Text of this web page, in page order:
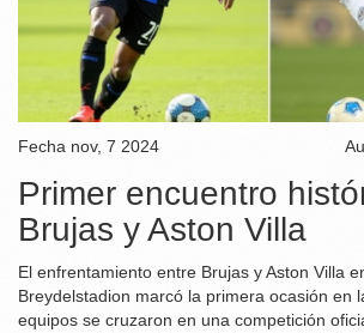
Fecha nov, 7 2024
Primer encuentro
Brujas y Aston Villa
El enfrentamiento entre Brujas y Aston Villa
Breydelstadion marcó la primera ocasión en
equipos se cruzaron en una competición